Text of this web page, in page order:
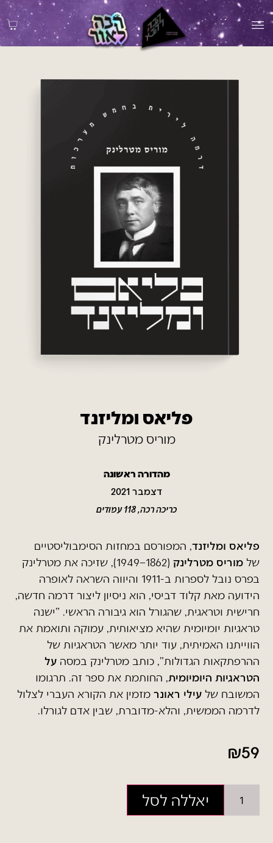
פליאס ומליזנד
מוריס מטרלינק
מהדורה ראשונה
דצמבר 2021
כריכה רכה, 118 עמודים
פליאס ומליזנד, המפורסם במחזות הסימבוליסטיים
שלמוריס מטרלינק
(1862–1949), שזיכה את מטרלינק
בפרס נובל לספרות ב-1911 והיווה השראה לאופרה
הידועה מאת קלוד דביסי, הוא ניסיון ליצור דרמה חדשה,
חרישית וטראגית, שהגורל הוא גיבורה הראשי. "ישנה
טראגיות יומיומית שהיא מציאותית, עמוקה ותואמת את
הווייתנו האמיתית, עוד יותר מאשר הטראגיות של
ההרפתקאות הגדולות", כותב מטרלינק במסהעל
הטראגיות היומיומית, החותמת את ספר זה. תרגומו
המשובח שלעילי ראונר מזמין את הקורא העברי לצלול
לדרמה הממשית, והלא-מדוברת, שבין אדם לגורלו.
₪59
יאללה לסל